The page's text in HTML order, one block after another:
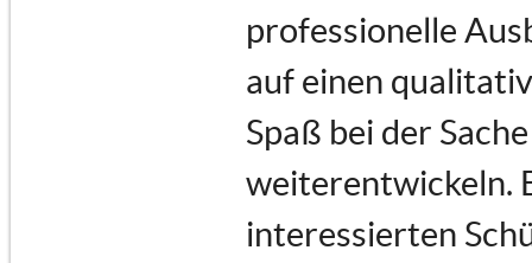
professionelle
auf einen
Spaß bei der
weiterentwickeln.
interessierten